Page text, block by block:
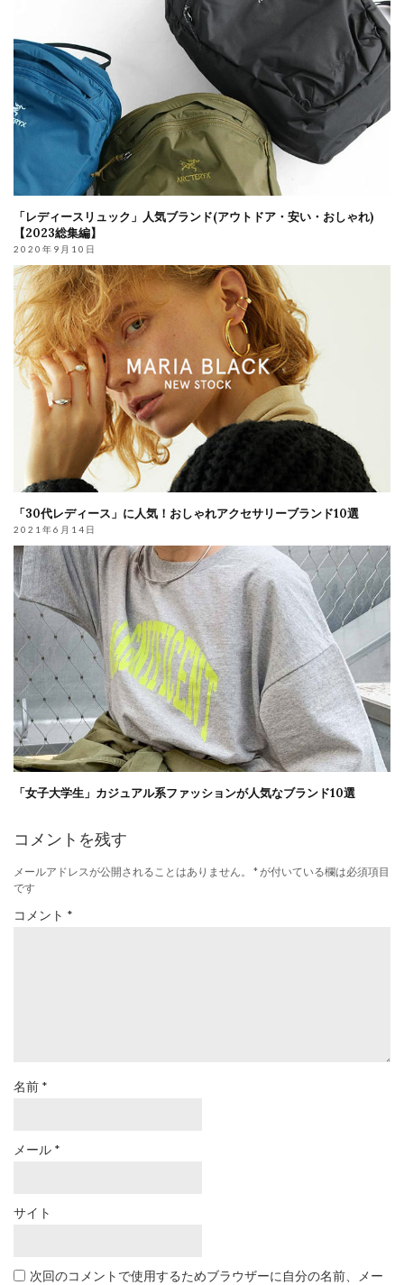
「レディースリュック」人気ブランド(アウトドア・安い・おしゃれ)
【2023総集編】
2020年9月10日
「30代レディース」に人気！おしゃれアクセサリーブランド10選
2021年6月14日
「女子大学生」カジュアル系ファッションが人気なブランド10選
コメントを残す
メールアドレスが公開されることはありません。 *が付いている欄は必須項目
です
コメント *
名前 *
メール *
サイト
次回のコメントで使用するためブラウザーに自分の名前、メー